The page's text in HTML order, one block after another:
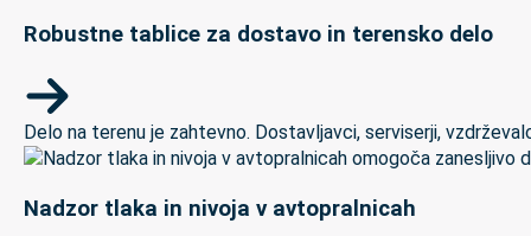
Robustne tablice za dostavo in terensko delo
Delo na terenu je zahtevno. Dostavljavci, serviserji,
Nadzor tlaka in nivoja v avtopralnicah